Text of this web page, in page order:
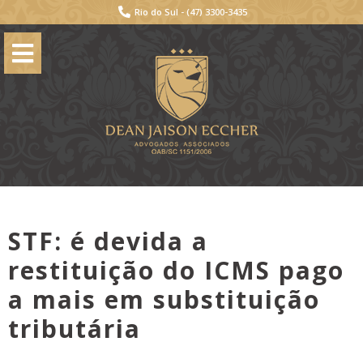
Rio do Sul - (47) 3300-3435
STF: é devida a
restituição do ICMS pago
a mais em substituição
tributária